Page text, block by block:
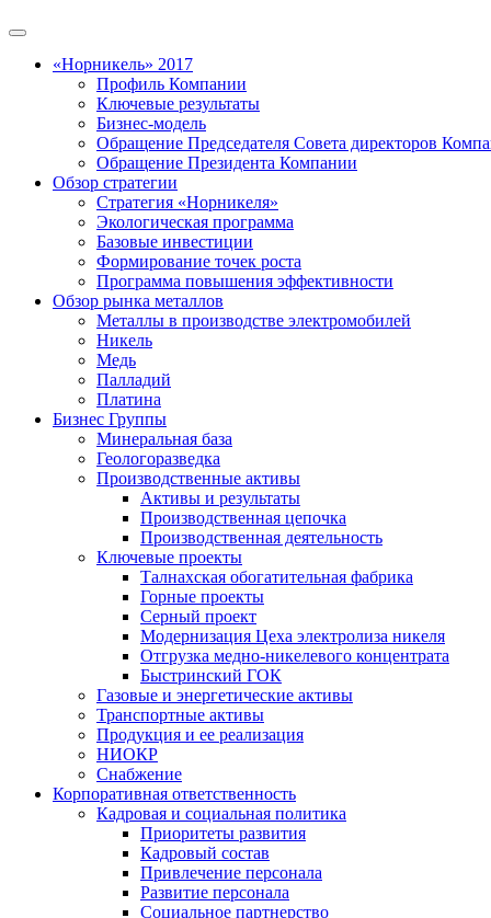
«Норникель» 2017
Профиль Компании
Ключевые результаты
Бизнес-модель
Обращение Председателя Совета директоров
Обращение Президента Компании
Обзор стратегии
Стратегия «Норникеля»
Экологическая программа
Базовые инвестиции
Формирование точек роста
Программа повышения эффективности
Обзор рынка металлов
Металлы в производстве электромобилей
Никель
Медь
Палладий
Платина
Бизнес Группы
Минеральная база
Геологоразведка
Производственные активы
Активы и результаты
Производственная цепочка
Производственная деятельность
Ключевые проекты
Талнахская обогатительная фабрика
Горные проекты
Серный проект
Модернизация Цеха электролиза никеля
Отгрузка медно-никелевого концентрата
Быстринский ГОК
Газовые и энергетические активы
Транспортные активы
Продукция и ее реализация
НИОКР
Снабжение
Корпоративная ответственность
Кадровая и социальная политика
Приоритеты развития
Кадровый состав
Привлечение персонала
Развитие персонала
Социальное партнерство